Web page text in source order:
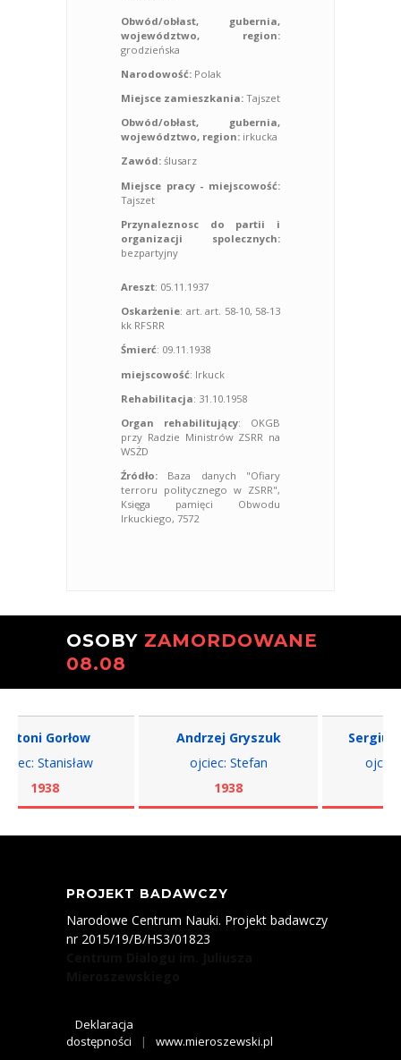
Obwód/obłast, gubernia,
województwo, region:
grodzieńska
Narodowość: Polak
Miejsce zamieszkania: Tajszet
Obwód/obłast, gubernia,
województwo, region: irkucka
Zawód: ślusarz
Miejsce pracy - miejscowość:
Tajszet
Przynaleznosc do partii i
organizacji spolecznych:
bezpartyjny
Areszt: 05.11.1937
Oskarżenie: art. art. 58-10, 58-13
kk RFSRR
Śmierć: 09.11.1938
miejscowość: Irkuck
Rehabilitacja: 31.10.1958
Organ rehabilitujący: OKGB
przy Radzie Ministrów ZSRR na
WSŻD
Źródło: Baza danych "Ofiary
terroru politycznego w ZSRR",
Księga pamięci Obwodu
Irkuckiego, 7572
OSOBY ZAMORDOWANE
08.08
Gorłow
Stanisław
1938
Andrzej Gryszuk
ojciec: Stefan
1938
Sergiusz
ojciec:
PROJEKT BADAWCZY
Narodowe Centrum Nauki. Projekt badawczy
nr 2015/19/B/HS3/01823
Deklaracja
dostępności
| www.mieroszewski.pl